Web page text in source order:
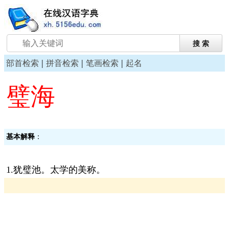
部首检索 | 拼音检索 | 笔画检索 | 起名
璧海
基本解释 ：
1.犹璧池。太学的美称。